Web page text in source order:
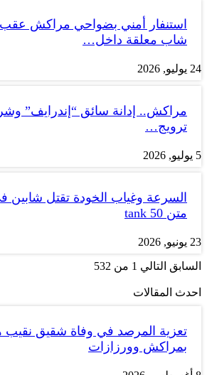
استنفار أمني بضواحي مراكش عقب
شاب معلقة داخل…
24 يوليو, 2026
مراكش.. إدانة سائق “إندرايف”
ترويج…
5 يوليو, 2026
السرعة وغياب الخودة تقتل
متن tank 50
23 يونيو, 2026
السابق التالي 1 من 532
احدث المقالات
تعزية المرصد في وفاة شقيق نقيب
بمراكش وورزازات